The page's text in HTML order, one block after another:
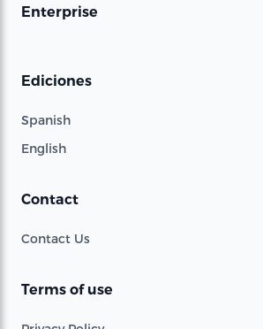
Enterprise
Ediciones
Spanish
English
Contact
Contact Us
Terms of use